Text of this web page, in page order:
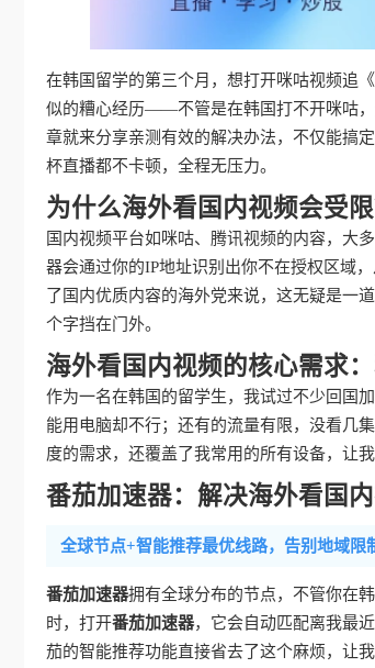
在韩国留学的第三个月，想打开咪咕视频追
似的糟心经历——不管是在韩国打不开咪咕
章就来分享亲测有效的解决办法，不仅能搞
杯直播都不卡顿，全程无压力。
为什么海外看国内视频会受
国内视频平台如咪咕、腾讯视频的内容，大
器会通过你的IP地址识别出你不在授权区域
了国内优质内容的海外党来说，这无疑是一
个字挡在门外。
海外看国内视频的核心需求
作为一名在韩国的留学生，我试过不少回国
能用电脑却不行；还有的流量有限，没看几
度的需求，还覆盖了我常用的所有设备，让
番茄加速器：解决海外看国
全球节点+智能推荐最优线路，告别地域限
番茄加速器拥有全球分布的节点，不管你在
时，打开番茄加速器，它会自动匹配离我最
茄的智能推荐功能直接省去了这个麻烦，让